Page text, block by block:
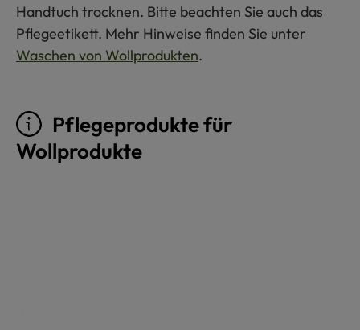
Handtuch trocknen. Bitte beachten Sie auch das
Pflegeetikett. Mehr Hinweise finden Sie unter
Waschen von Wollprodukten.
Pflegeprodukte für
Wollprodukte